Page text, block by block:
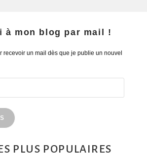
à mon blog par mail !
recevoir un mail dès que je publie un nouvel
PLUS POPULAIRES